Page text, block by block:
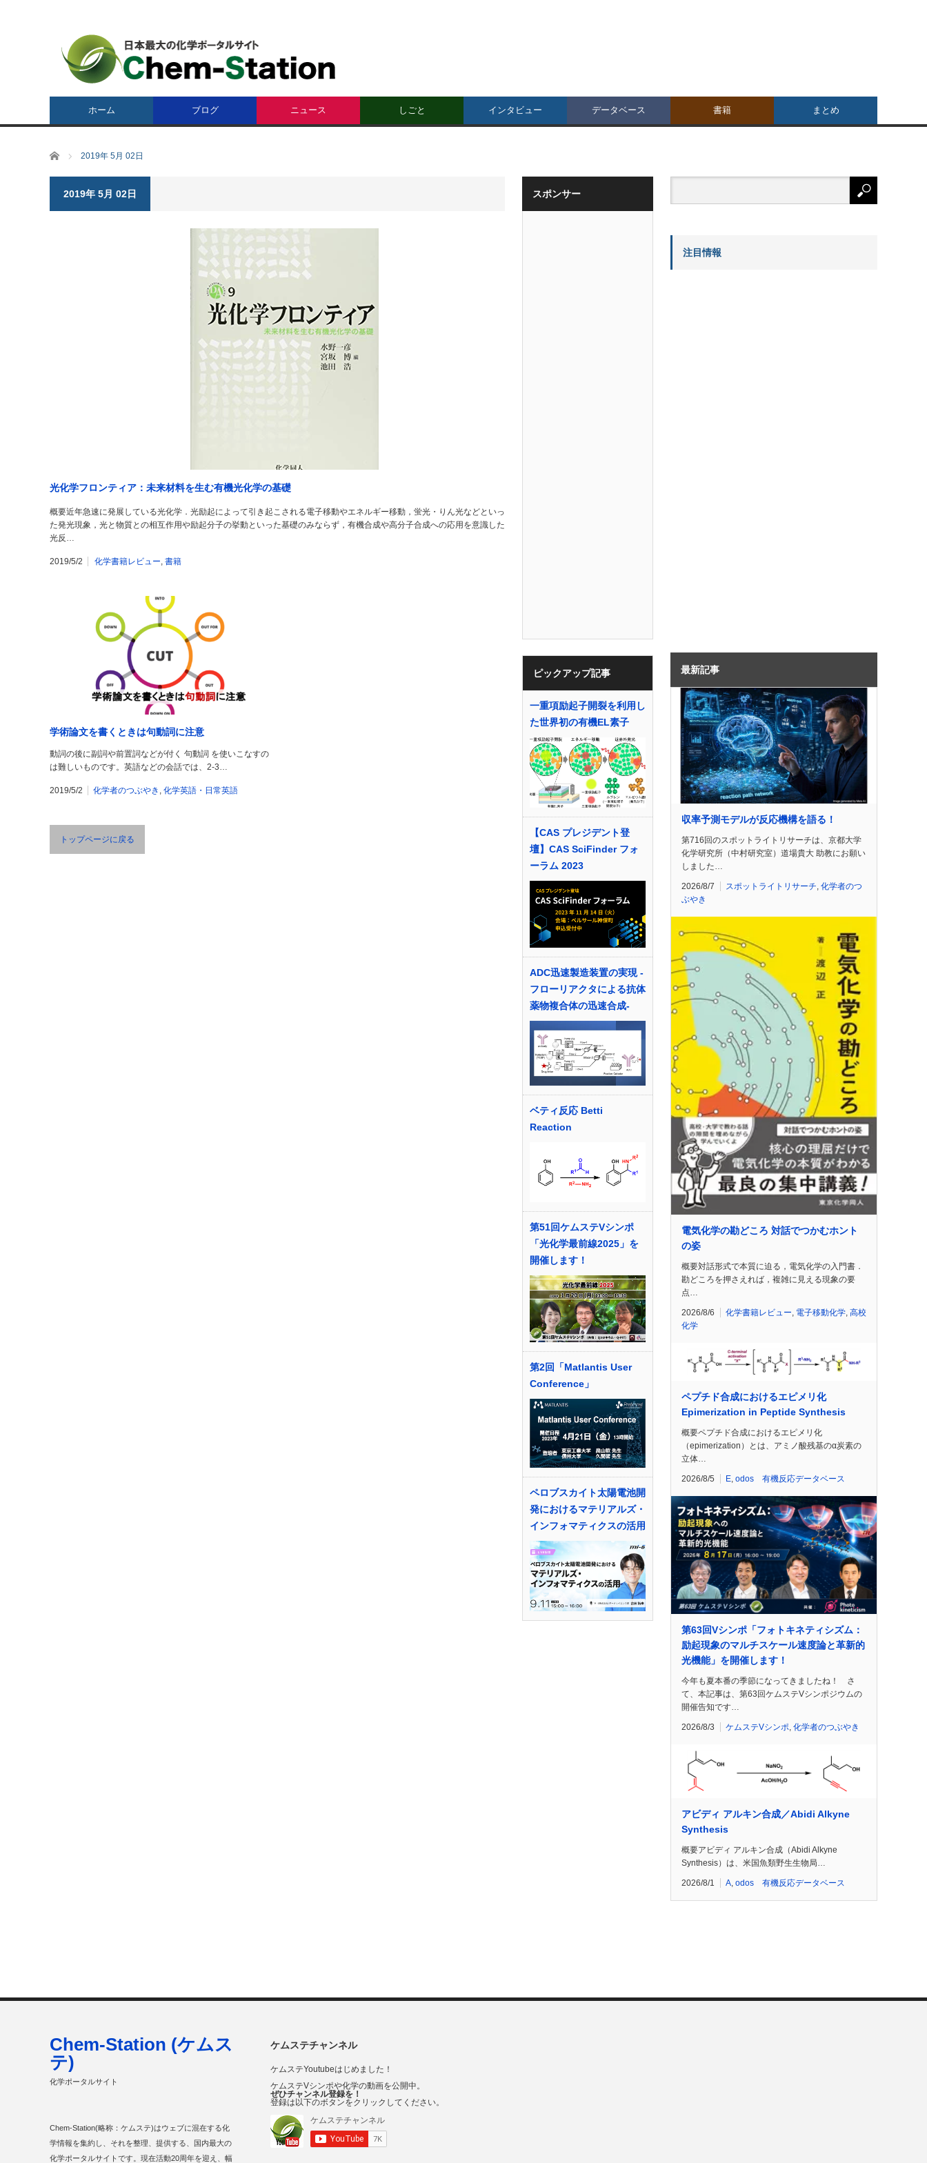
ホーム ブログ ニュース しごと インタビュー データベース 書籍 まとめ
ホーム 2019年 5月 02日
2019年 5月 02日
光化学フロンティア：未来材料を生む有機光化学の基礎
概要近年急速に発展している光化学．光励起によって引き起こされる電子移動やエネルギー移動，蛍光・りん光などといっ
た発光現象，光と物質との相互作用や励起分子の挙動といった基礎のみならず，有機合成や高分子合成への応用を意識した
光反…
2019/5/2 化学書籍レビュー, 書籍
学術論文を書くときは句動詞に注意
動詞の後に副詞や前置詞などが付く 句動詞 を使いこなすの
は難しいものです。英語などの会話では、2-3…
2019/5/2 化学者のつぶやき , 化学英語・日常英語
トップページに戻る
スポンサー
ピックアップ記事
一重項励起子開裂を利用し
た世界初の有機EL素子
【CAS プレジデント登
壇】CAS SciFinder フォ
ーラム 2023
ADC迅速製造装置の実現 -
フローリアクタによる抗体
薬物複合体の迅速合成-
ベティ反応 Betti
Reaction
第51回ケムステVシンポ
「光化学最前線2025」を
開催します！
第2回「Matlantis User
Conference」
ペロブスカイト太陽電池開
発におけるマテリアルズ・
インフォマティクスの活用
注目情報
最新記事
収率予測モデルが反応機構を語る！
第716回のスポットライトリサーチは、京都大学
化学研究所（中村研究室）道場貴大 助教にお願い
しました…
2026/8/7 スポットライトリサーチ 化学者のつ
ぶやき
電気化学の勘どころ 対話でつかむホント
の姿
概要対話形式で本質に迫る，電気化学の入門書．
勘どころを押さえれば，複雑に見える現象の要
点…
2026/8/6 化学書籍レビュー 電子移動化学 高校
化学
ペプチド合成におけるエピメリ化
Epimerization in Peptide Synthesis
概要ペプチド合成におけるエピメリ化
（epimerization）とは、アミノ酸残基のα炭素の
立体…
2026/8/5 E odos 有機反応データベース
第63回Vシンポ「フォトキネティシズム：
励起現象のマルチスケール速度論と革新的
光機能」を開催します！
今年も夏本番の季節になってきましたね！ さ
て、本記事は、第63回ケムステVシンポジウムの
開催告知です…
2026/8/3 ケムステVシンポ, 化学者のつぶやき
アビディ アルキン合成／Abidi Alkyne
Synthesis
概要アビディ アルキン合成（Abidi Alkyne
Synthesis）は、米国魚類野生生物局…
2026/8/1 A, odos 有機反応データベース
ケムステチャンネル
ケムステYoutubeはじめました！
ケムステVシンポや化学の動画を公開中。
ぜひチャンネル登録を！
登録は以下のボタンをクリックしてください。
Chem-Station (ケムス
テ)
化学ポータルサイト
Chem-Station(略称：ケムステ)はウェブに混在する化
学情報を集約し、それを整理、提供する、国内最大の
化学ポータルサイトです。現在活動20周年を迎え、幅